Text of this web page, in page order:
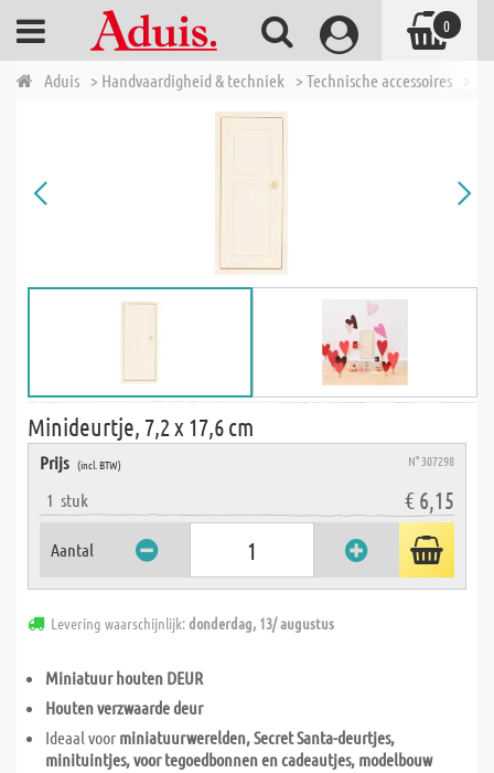
Aduis > Handvaardigheid & techniek > Technische accessoires >
Minideurtje, 7,2 x 17,6 cm
Prijs (incl. BTW) N° 307298
1 stuk € 6,15
Aantal
Levering waarschijnlijk:donderdag, 13/ augustus
Miniatuur houten DEUR
Houten verzwaarde deur
Ideaal voor miniatuurwerelden, Secret Santa-deurtjes,
minituintjes, voor tegoedbonnen en cadeautjes, modelbouw
0